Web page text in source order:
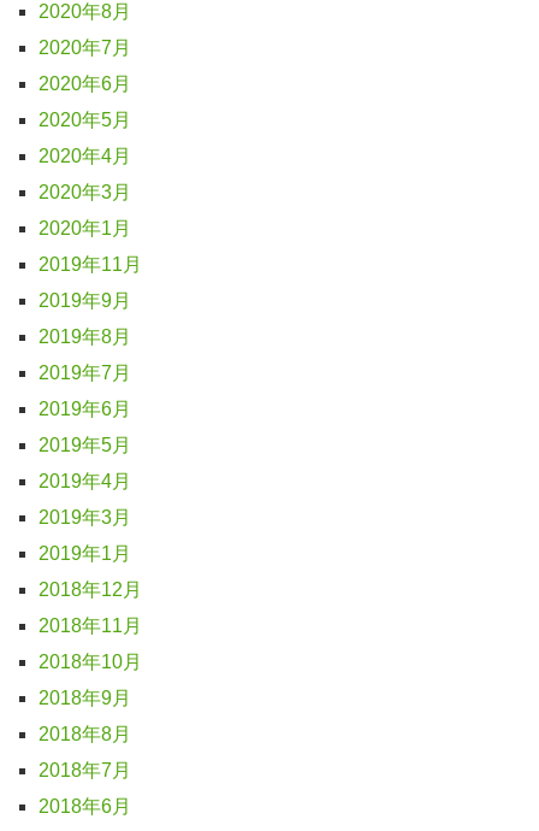
2020年8月
2020年7月
2020年6月
2020年5月
2020年4月
2020年3月
2020年1月
2019年11月
2019年9月
2019年8月
2019年7月
2019年6月
2019年5月
2019年4月
2019年3月
2019年1月
2018年12月
2018年11月
2018年10月
2018年9月
2018年8月
2018年7月
2018年6月